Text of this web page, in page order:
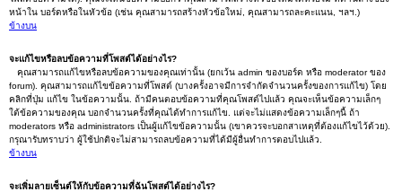
หน้าใน บอร์ดหรือในหัวข้อ (เช่น คุณสามารถสร้างหัวข้อใหม่, คุณสามารถละคะแนน, ฯลฯ.)
ข้างบน
จะแก้ไขหรือลบข้อความที่โพสต์ได้อย่างไร?
คุณสามารถแก้ไขหรือลบข้อความของคุณเท่านั้น (ยกเว้น admin ของบอร์ด หรือ moderator ของ
forum). คุณสามารถแก้ไขข้อความที่โพสต์ (บางครั้งอาจมีการจำกัดจำนวนครั้งของการแก้ไข) โดย
คลิกที่ปุ่ม แก้ไข ในข้อความนั้น. ถ้ามีคนตอบข้อความที่คุณโพสต์ไปแล้ว คุณจะเห็นข้อความเล็กๆ
ใต้ข้อความของคุณ บอกจำนวนครั้งที่คุณได้ทำการแก้ไข. แต่จะไม่แสดงข้อความเล็กๆนี้ ถ้า
moderators หรือ administrators เป็นผู้แก้ไขข้อความนั้น (เขาควรจะบอกสาเหตุที่ต้องแก้ไขไว้ด้วย).
กรุณารับทราบว่า ผู้ใช้ปกติจะไม่สามารถลบข้อความที่ได้มีผู้อื่นทำการตอบไปแล้ว.
ข้างบน
จะเพิ่มลายเซ็นต์ให้กับข้อความที่ฉันโพสต์ได้อย่างไร?